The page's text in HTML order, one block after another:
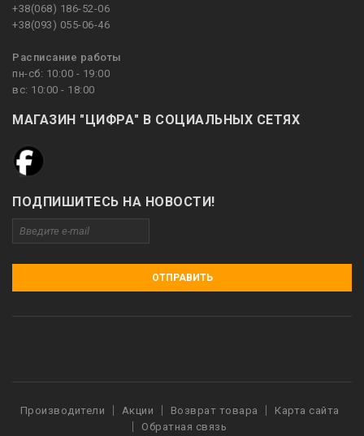
+38(068) 186-52-06
+38(093) 055-06-46
Расписание работы
пн-сб: 10:00 - 19:00
вс: 10:00 - 18:00
МАГАЗИН "ЦИФРА" В СОЦИАЛЬНЫХ СЕТЯХ
ПОДПИШИТЕСЬ НА НОВОСТИ!
ОТПРАВИТЬ
Производители Акции Возврат товара
Карта сайта
Обратная связь